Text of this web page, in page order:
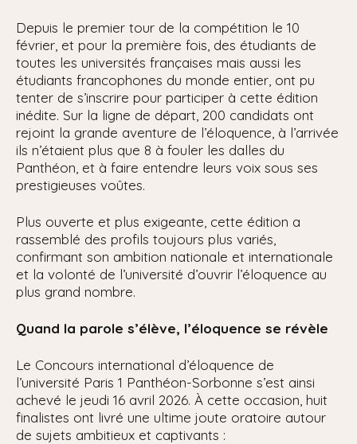
Depuis le premier tour de la compétition le 10
février, et pour la première fois, des étudiants de
toutes les universités françaises mais aussi les
étudiants francophones du monde entier, ont pu
tenter de s’inscrire pour participer à cette édition
inédite. Sur la ligne de départ, 200 candidats ont
rejoint la grande aventure de l’éloquence, à l’arrivée
ils n’étaient plus que 8 à fouler les dalles du
Panthéon, et à faire entendre leurs voix sous ses
prestigieuses voûtes.
Plus ouverte et plus exigeante, cette édition a
rassemblé des profils toujours plus variés,
confirmant son ambition nationale et internationale
et la volonté de l’université d’ouvrir l’éloquence au
plus grand nombre.
Quand la parole s’élève, l’éloquence se révèle
Le Concours international d’éloquence de
l’université Paris 1 Panthéon-Sorbonne s’est ainsi
achevé le jeudi 16 avril 2026. À cette occasion, huit
finalistes ont livré une ultime joute oratoire autour
de sujets ambitieux et captivants :